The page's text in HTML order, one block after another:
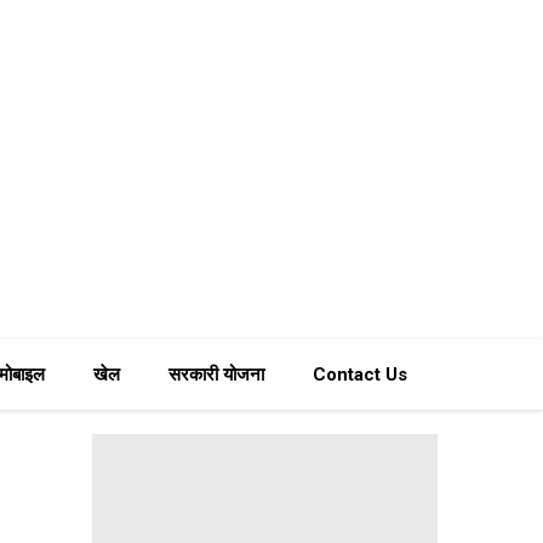
खेल सरकारी योजना Contact Us